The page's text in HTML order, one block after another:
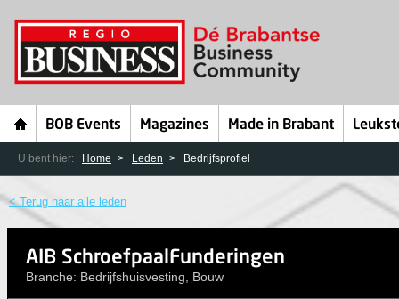
BOB Events Magazines Made in Brabant
U bent hier: Home Leden Bedrijfsprofiel
< Terug naar alle leden
AIB SchroefpaalFunderingen
Branche: Bedrijfshuisvesting, Bouw